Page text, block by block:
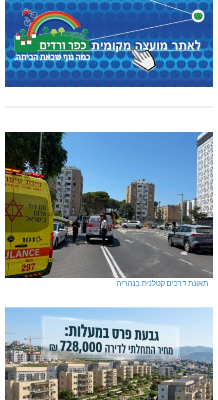
תאונת דרכים קטלנית בנהריה